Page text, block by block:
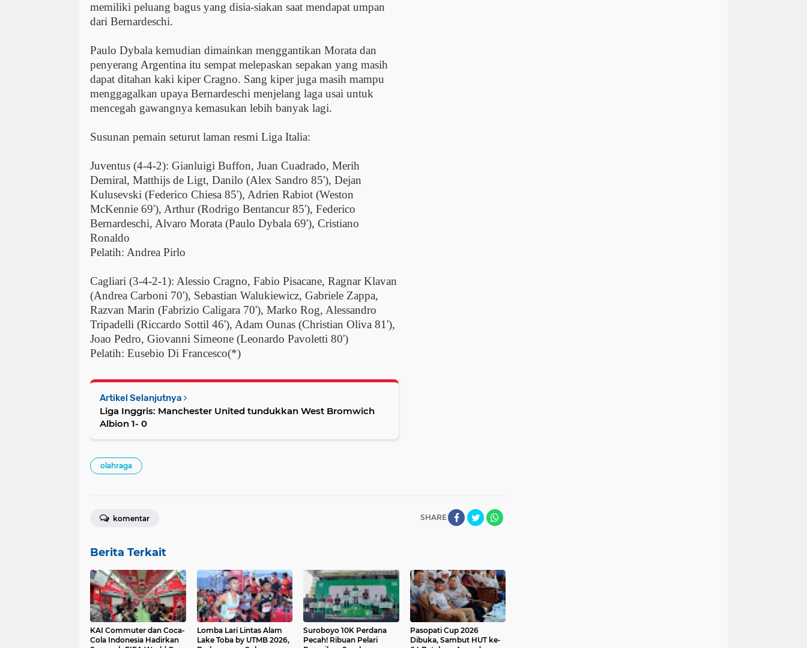
memiliki peluang bagus yang disia-siakan saat mendapat umpan
dari Bernardeschi.
Paulo Dybala kemudian dimainkan menggantikan Morata dan
penyerang Argentina itu sempat melepaskan sepakan yang masih
dapat ditahan kaki kiper Cragno. Sang kiper juga masih mampu
menggagalkan upaya Bernardeschi menjelang laga usai untuk
mencegah gawangnya kemasukan lebih banyak lagi.
Susunan pemain seturut laman resmi Liga Italia:
Juventus (4-4-2): Gianluigi Buffon, Juan Cuadrado, Merih
Demiral, Matthijs de Ligt, Danilo (Alex Sandro 85'), Dejan
Kulusevski (Federico Chiesa 85'), Adrien Rabiot (Weston
McKennie 69'), Arthur (Rodrigo Bentancur 85'), Federico
Bernardeschi, Alvaro Morata (Paulo Dybala 69'), Cristiano
Ronaldo
Pelatih: Andrea Pirlo
Cagliari (3-4-2-1): Alessio Cragno, Fabio Pisacane, Ragnar Klavan
(Andrea Carboni 70'), Sebastian Walukiewicz, Gabriele Zappa,
Razvan Marin (Fabrizio Caligara 70'), Marko Rog, Alessandro
Tripadelli (Riccardo Sottil 46'), Adam Ounas (Christian Oliva 81'),
Joao Pedro, Giovanni Simeone (Leonardo Pavoletti 80')
Pelatih: Eusebio Di Francesco(*)
Artikel Selanjutnya
Liga Inggris: Manchester United tundukkan West Bromwich
Albion 1- 0
olahraga
SHARE
komentar
Berita Terkait
KAI Commuter dan Coca-
Cola Indonesia Hadirkan
Lomba Lari Lintas Alam
Lake Toba by UTMB 2026,
Suroboyo 10K Perdana
Pecah! Ribuan Pelari
Pasopati Cup 2026
Dibuka, Sambut HUT ke-